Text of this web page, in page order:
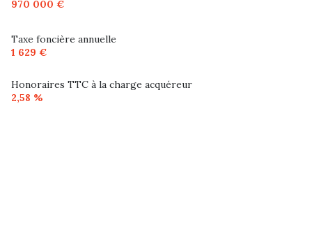
970 000 €
Honoraires TTC à la charge acquéreur
2,58 %
Taxe foncière annuelle
1 629 €